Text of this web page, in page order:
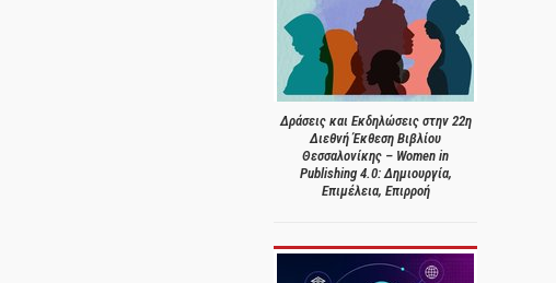
Δράσεις και Εκδηλώσεις στην 22η
Διεθνή Έκθεση Βιβλίου
Θεσσαλονίκης – Women in
Publishing 4.0: Δημιουργία,
Επιμέλεια, Επιρροή